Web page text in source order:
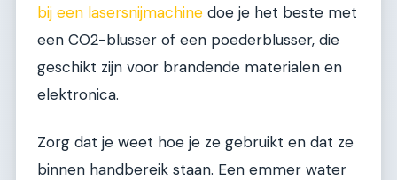
bij een lasersnijmachine doe je het beste met
een CO2-blusser of een poederblusser, die
geschikt zijn voor brandende materialen en
elektronica.
Zorg dat je weet hoe je ze gebruikt en dat ze
binnen handbereik staan. Een emmer water